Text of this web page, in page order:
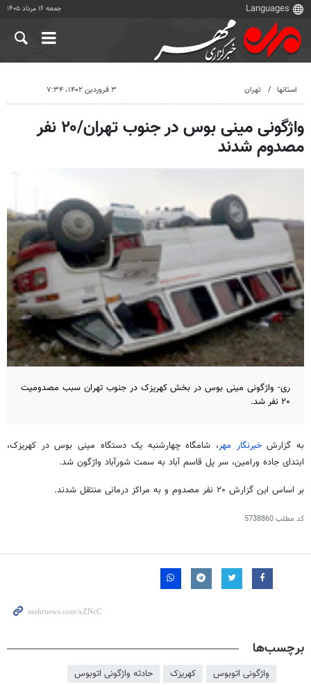
جمعه ۱۶ مرداد ۱۴۰۵
استانها تهران ۳ فروردین ۱۴۰۲، ۷:۳۴
واژگونی مینی بوس در جنوب تهران/۲۰ نفر
مصدوم شدند
ری- واژگونی مینی بوس در بخش کهریزک در جنوب تهران سبب مصدومیت
۲۰ نفر شد.
به گزارشخبرنگار مهر، شامگاه چهارشنبه یک دستگاه مینی بوس در کهریزک،
ابتدای جاده ورامین، سر پل قاسم آباد به سمت شورآباد واژگون شد.
بر اساس این گزارش ۲۰ نفر مصدوم و به مراکز درمانی منتقل شدند.
کد مطلب5738860
برچسب‌ها
واژگونی اتوبوس کهریزک حادثه واژگونی اتوبوس